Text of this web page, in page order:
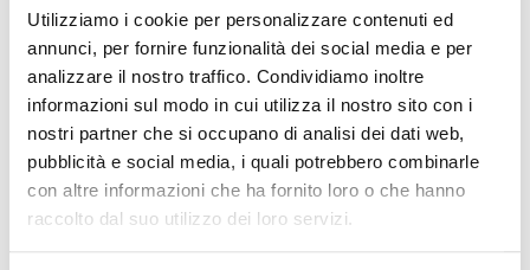
Utilizziamo i cookie per personalizzare contenuti ed
annunci, per fornire funzionalità dei social media e per
analizzare il nostro traffico. Condividiamo inoltre
informazioni sul modo in cui utilizza il nostro sito con i
nostri partner che si occupano di analisi dei dati web,
pubblicità e social media, i quali potrebbero combinarle
con altre informazioni che ha fornito loro o che hanno
raccolto dal suo utilizzo dei loro servizi.
altri». Pertanto, il dipendente che rifiuta il vaccino
potrebbe essere spostato a lavorare da remoto o in totale
isolamento, se la mansione glielo consente, oppure
sospeso dalla prestazione, senza diritto alla retribuzione.
Seppure la totalità dei Paesi esaminati non abbia
introdotto un obbligo alla vaccinazione a livello